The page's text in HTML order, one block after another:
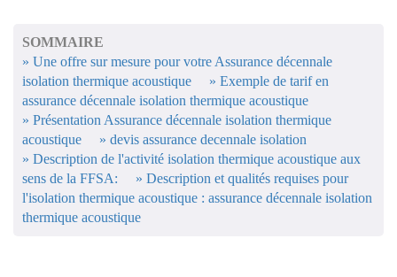
SOMMAIRE
» Une offre sur mesure pour votre Assurance décennale
isolation thermique acoustique
» Exemple de tarif en
assurance décennale isolation thermique acoustique
» Présentation Assurance décennale isolation thermique
acoustique
» devis assurance decennale isolation
» Description de l'activité isolation thermique acoustique aux
sens de la FFSA:
» Description et qualités requises pour
l'isolation thermique acoustique : assurance décennale isolation
thermique acoustique